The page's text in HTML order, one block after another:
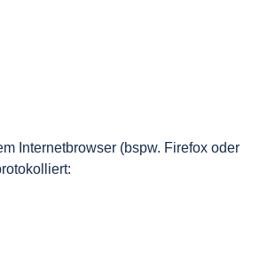
Internetbrowser (bspw. Firefox oder